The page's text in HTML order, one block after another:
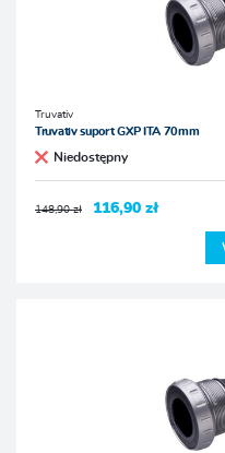
Truvativ
Truvativ suport GXP ITA 70mm
Niedostępny
148,90 zł 116,90 zł